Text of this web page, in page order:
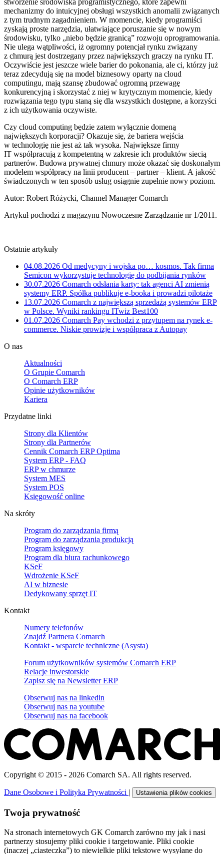
mechanizmy do intuicyjnej obsługi wszystkich anomalii związanych
z tym trudnym zagadnieniem. W momencie, kiedy programiści
zyskają proste narzędzia, ułatwiające poruszanie się w nowym
środowisku, tylko „niebo będzie granicą” rozwoju oprogramowania.
Nie ulega wątpliwości, iż ogromny potencjał rynku związany
z chmurą jest dostrzegany przez największych graczy na rynku IT.
Oczywiście jest jeszcze wiele barier do pokonania, ale ci, którzy już
teraz zdecydują się na model biznesowy oparty na cloud
computingu, mają szansę zbudować ogromną przewagę
konkurencyjną i skorzystać z niej w krytycznym momencie, kiedy
rozwiązania tego typu staną się dla wszystkich dostępne, a korzyści
z ich użytkowania oczywiste.
Czy cloud computing będzie zatem wyłącznie domeną
największych korporacji? Okazuje się, że bariera wejścia
w technologię nie jest aż tak wysoka. Największe firmy
IT współpracują z kompetentną w zakresie ich produktów siecią
partnerów. Budowa prywatnej chmury może okazać się doskonałym
modelem współpracy na linii producent – partner – klient. A jakość
świadczonych w ten sposób usług osiągnie zupełnie nowy poziom.
Autor: Robert Różycki, Channel Manager Comarch
Artykuł pochodzi z magazynu Nowoczesne Zarządzanie nr 1/2011.
Ostatnie artykuły
04.08.2026 Od medycyny i wojska po… kosmos. Tak firma
Semicon wykorzystuje technologię do podbijania rynków
30.07.2026 Comarch odsłania karty: tak agenci AI zmienią
systemy ERP. Spółka publikuje e-booka i prowadzi pilotaże
13.07.2026 Comarch z największą sprzedażą systemów ERP
w Polsce. Wyniki rankingu ITwiz Best100
01.07.2026 Comarch Pay wchodzi z przytupem na rynek e-
commerce. Niskie prowizje i współpraca z Autopay
O nas
Aktualności
O Grupie Comarch
O Comarch ERP
Opinie użytkowników
Kariera
Przydatne linki
Strony dla Klientów
Strony dla Partnerów
Cennik Comarch ERP Optima
System ERP - FAQ
ERP w chmurze
System MES
System POS
Księgowość online
Na skróty
Program do zarządzania firmą
Program do zarządzania produkcją
Program księgowy
Program dla biura rachunkowego
KSeF
Wdrożenie KSeF
AI w biznesie
Dedykowany sprzęt IT
Kontakt
Numery telefonów
Znajdź Partnera Comarch
Kontakt - wsparcie techniczne (Asysta)
Forum użytkowników systemów Comarch ERP
Relacje inwestorskie
Zapisz się na Newsletter ERP
Obserwuj nas na linkedin
Obserwuj nas na youtube
Obserwuj nas na facebook
Copyright © 2015 - 2026 Comarch SA. All rights reserved.
Dane Osobowe i Polityka Prywatności | Ustawienia plików cookies
Twoja prywatność
Na stronach internetowych GK Comarch zarówno my jak i nasi
partnerzy stosujemy pliki cookie i targetowanie. Pliki cookie
(inaczej „ciasteczka”) to niewielkie pliki tekstowe wysyłane do